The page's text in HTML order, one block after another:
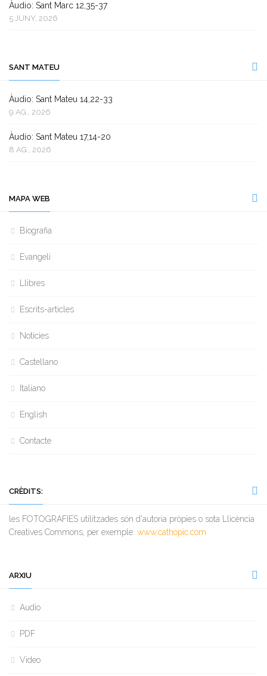
Àudio: Sant Marc 12,35-37
5 JUNY, 2026
SANT MATEU
Àudio: Sant Mateu 14,22-33
9 AG., 2026
Àudio: Sant Mateu 17,14-20
8 AG., 2026
MAPA WEB
Biografia
Evangeli
Llibres
Escrits-articles
Notícies
Castellano
Italiano
English
Contacte
CRÈDITS:
les FOTOGRAFIES utilitzades són d'autoria pròpies o sota Llicència
Creatives Commons, per exemple: www.cathopic.com
ARXIU
Audio
PDF
Video